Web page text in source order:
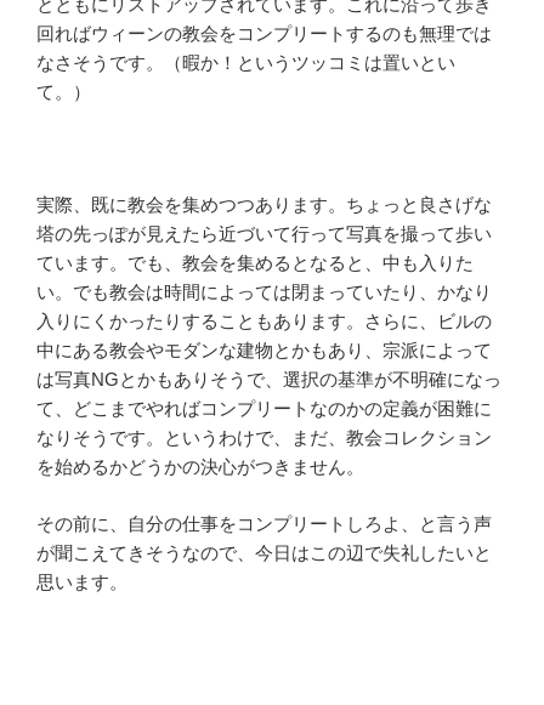
とともにリストアップされています。これに沿って歩き
回ればウィーンの教会をコンプリートするのも無理では
なさそうです。（暇か！というツッコミは置いとい
て。）
実際、既に教会を集めつつあります。ちょっと良さげな
塔の先っぽが見えたら近づいて行って写真を撮って歩い
ています。でも、教会を集めるとなると、中も入りた
い。でも教会は時間によっては閉まっていたり、かなり
入りにくかったりすることもあります。さらに、ビルの
中にある教会やモダンな建物とかもあり、宗派によって
は写真NGとかもありそうで、選択の基準が不明確になっ
て、どこまでやればコンプリートなのかの定義が困難に
なりそうです。というわけで、まだ、教会コレクション
を始めるかどうかの決心がつきません。
その前に、自分の仕事をコンプリートしろよ、と言う声
が聞こえてきそうなので、今日はこの辺で失礼したいと
思います。